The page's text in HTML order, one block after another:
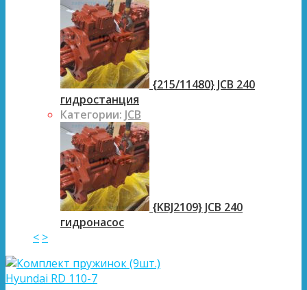
{215/11480} JCB 240
гидростанция
Категории: JCB
{KBJ2109} JCB 240
гидронасос
< >